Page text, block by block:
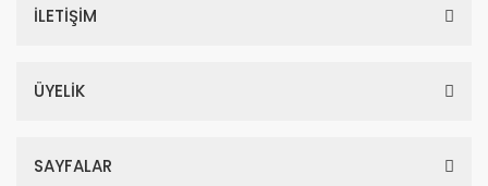
İLETİŞİM
ÜYELİK
SAYFALAR